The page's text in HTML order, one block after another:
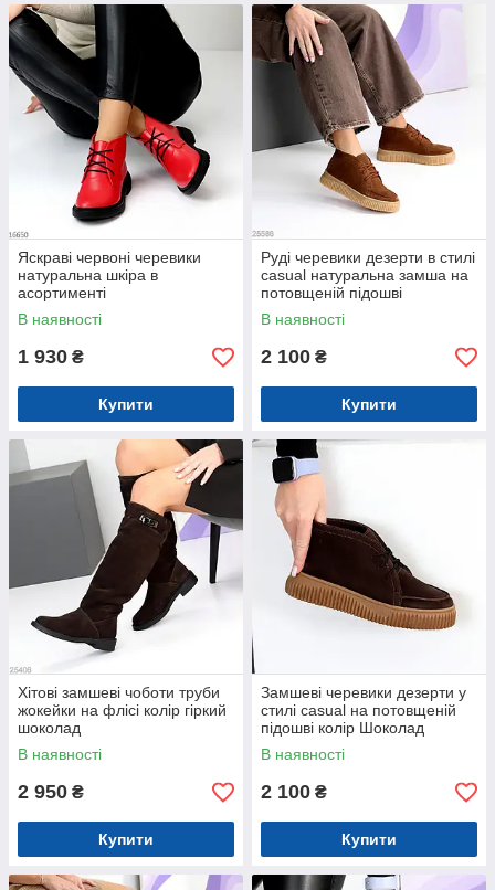
Яскраві червоні черевики
натуральна шкіра в
асортименті
В наявності
1 930 ₴
Купити
Руді черевики дезерти в стилі
casual натуральна замша на
потовщеній підошві
В наявності
2 100 ₴
Купити
Хітові замшеві чоботи труби
жокейки на флісі колір гіркий
шоколад
В наявності
2 950 ₴
Купити
Замшеві черевики дезерти у
стилі casual на потовщеній
підошві колір Шоколад
В наявності
2 100 ₴
Купити